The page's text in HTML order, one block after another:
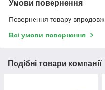
Умови повернення
Повернення товару впродовж
Всі умови повернення
Подібні товари компанії